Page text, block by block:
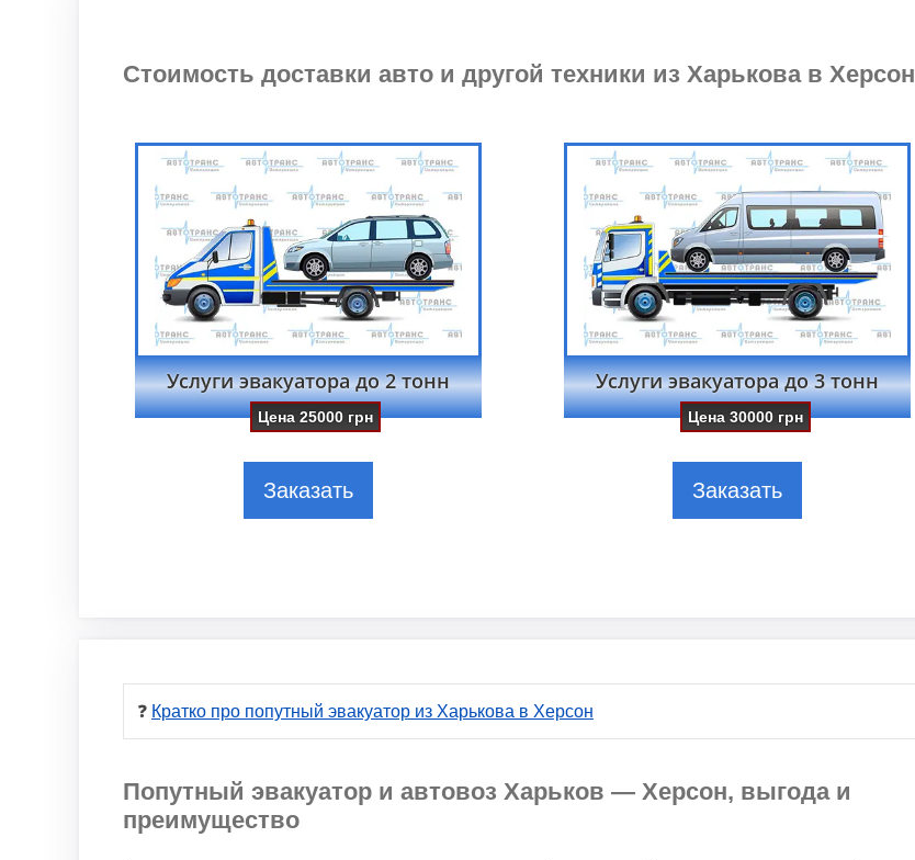
Стоимость доставки авто и другой техники из Харькова в Херсон
Услуги эвакуатора до 2 тонн
Цена25000 грн
Заказать
Услуги эвакуатора до 3 тонн
Цена 30000грн
Заказать
❓ Кратко про попутный эвакуатор из Харькова в Херсон
Попутный эвакуатор и автовоз Харьков — Херсон, выгода и
преимущество